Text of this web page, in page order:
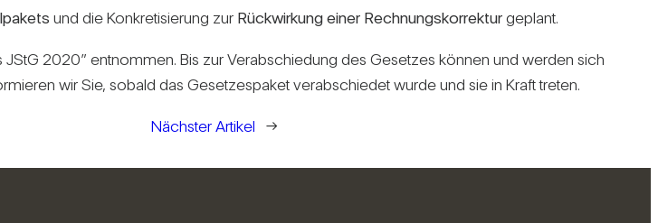
und die Kon­kre­ti­sie­rung zur Rück­wir­kung einer Rech­nungs­kor­rekturgeplant.
2020” ent­nommen. Bis zur Ver­ab­schie­dung des Gesetzes können und werden sich
wir Sie, sobald das Geset­zes­paket ver­ab­schiedet wurde und sie in Kraft treten.
Nächster Artikel →